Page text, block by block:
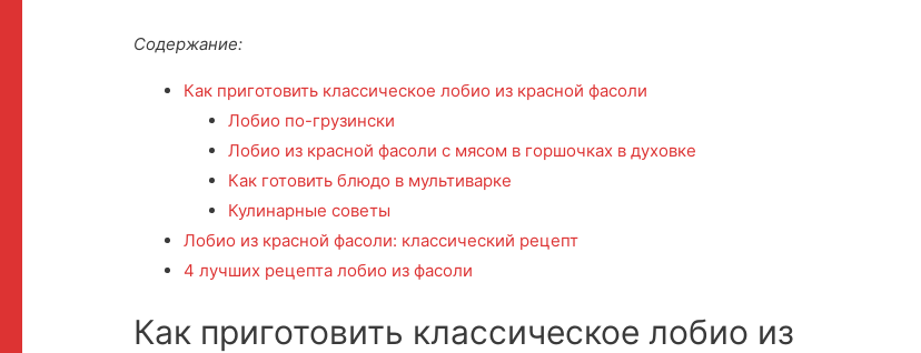
Содержание:
Как приготовить классическое лобио из красной фасоли
Лобио по-грузински
Лобио из красной фасоли с мясом в горшочках в духовке
Как готовить блюдо в мультиварке
Кулинарные советы
Лобио из красной фасоли: классический рецепт
4 лучших рецепта лобио из фасоли
Как приготовить классическое лобио из